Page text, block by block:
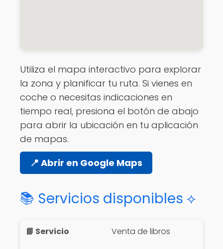
Utiliza el mapa interactivo para explorar
la zona y planificar tu ruta. Si vienes en
coche o necesitas indicaciones en
tiempo real, presiona el botón de abajo
para abrir la ubicación en tu aplicación
de mapas.
📍 Abrir en Google Maps
📚 Servicios disponibles ⟡
Venta de libros